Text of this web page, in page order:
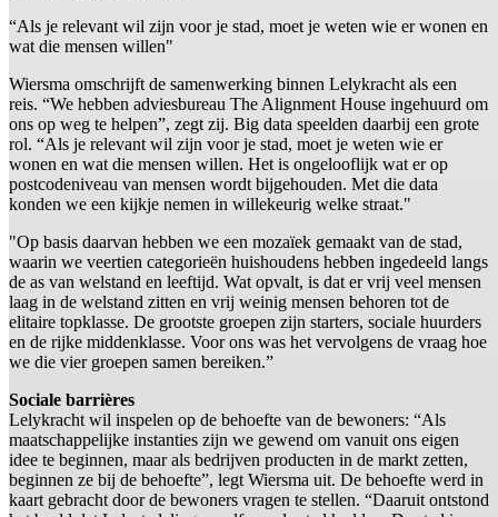
“Als je relevant wil zijn voor je stad, moet je weten wie er wonen en
wat die mensen willen"
Wiersma omschrijft de samenwerking binnen Lelykracht als een
reis. “We hebben adviesbureau The Alignment House ingehuurd om
ons op weg te helpen”, zegt zij. Big data speelden daarbij een grote
rol. “Als je relevant wil zijn voor je stad, moet je weten wie er
wonen en wat die mensen willen. Het is ongelooflijk wat er op
postcodeniveau van mensen wordt bijgehouden. Met die data
konden we een kijkje nemen in willekeurig welke straat."
"Op basis daarvan hebben we een mozaïek gemaakt van de stad,
waarin we veertien categorieën huishoudens hebben ingedeeld langs
de as van welstand en leeftijd. Wat opvalt, is dat er vrij veel mensen
laag in de welstand zitten en vrij weinig mensen behoren tot de
elitaire topklasse. De grootste groepen zijn starters, sociale huurders
en de rijke middenklasse. Voor ons was het vervolgens de vraag hoe
we die vier groepen samen bereiken.”
Sociale barrières
Lelykracht wil inspelen op de behoefte van de bewoners: “Als
maatschappelijke instanties zijn we gewend om vanuit ons eigen
idee te beginnen, maar als bedrijven producten in de markt zetten,
beginnen ze bij de behoefte”, legt Wiersma uit. De behoefte werd in
kaart gebracht door de bewoners vragen te stellen. “Daaruit ontstond